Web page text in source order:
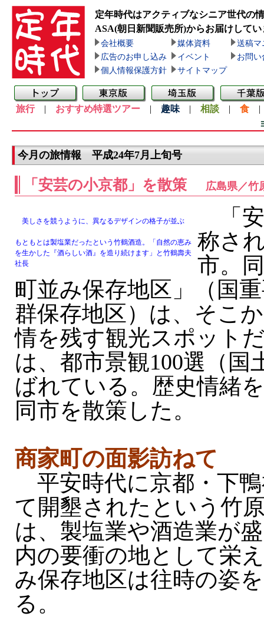
定年時代はアクティブなシニア世代の
ASA(朝日新聞販売所)からお届けしてい
会社概要 媒体資料
送稿マ
広告のお申し込み
イベント
お問い
個人情報保護方針
サイトマップ
旅行| おすすめ特選ツアー | 趣味 | 相談 | 食
今月の旅情報 平成24年7月上旬号
「安芸の小京都」を散策 広島県／竹
美しさを競うように、異なるデザインの格子が並ぶ
もともとは製塩業だったという竹鶴酒造。「自然の恵み
を生かした『酒らしい酒』を造り続けます」と竹鶴壽夫
社長
「安
称さ
市。
町並み保存地区」（国
群保存地区）は、そこ
情を残す観光スポット
は、都市景観100選（国
ばれている。歴史情緒
同市を散策した。
商家町の面影訪ねて
平安時代に京都・下
て開墾されたという竹
は、製塩業や酒造業が
内の要衝の地として栄
み保存地区は往時の姿
る。